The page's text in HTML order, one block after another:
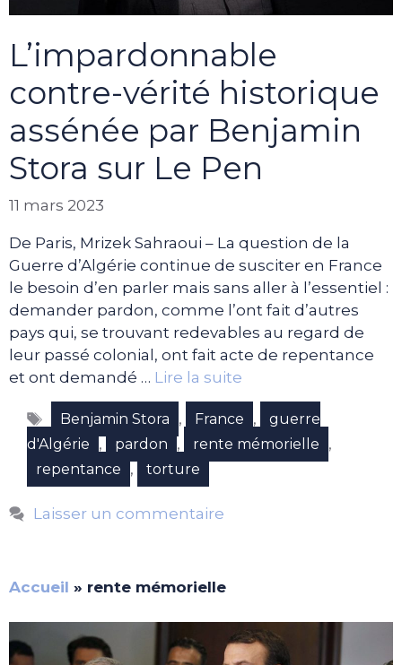
L’impardonnable
contre-vérité historique
assénée par Benjamin
Stora sur Le Pen
11 mars 2023
De Paris, Mrizek Sahraoui – La question de la
Guerre d’Algérie continue de susciter en France
le besoin d’en parler mais sans aller à l’essentiel :
demander pardon, comme l’ont fait d’autres
pays qui, se trouvant redevables au regard de
leur passé colonial, ont fait acte de repentance
et ont demandé … Lire la suite
Étiquettes
Benjamin Stora , France ,
guerre
d'Algérie
, pardon , rente mémorielle ,
repentance , torture
Laisser un commentaire
Accueil » rente mémorielle